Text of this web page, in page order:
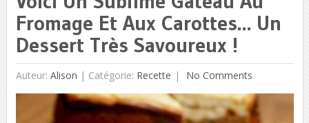
Fromage Et Aux Carottes… Un
Dessert Très Savoureux !
Auteur: Alison | Catégorie: Recette No Comments